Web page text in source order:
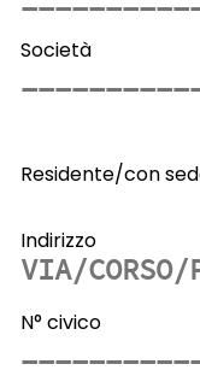
Società
Residente/con
Indirizzo
N° civico